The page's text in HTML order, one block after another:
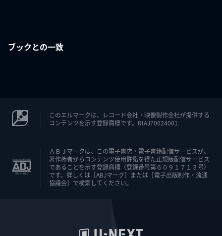
ブックとの一致
このエルマークは、レコード会社・映像製作会社が提供する
コンテンツを示す登録商標です。RIAJ70024001
ＡＢＪマークは、この電子書店・電子書籍配信サービスが、
著作権者からコンテンツ使用許諾を得た正規版配信サービス
であることを示す登録商標（登録番号第６０９１７１３号）
です。詳しくは［ABJマーク］または［電子出版制作・流通
協議会］で検索してください。